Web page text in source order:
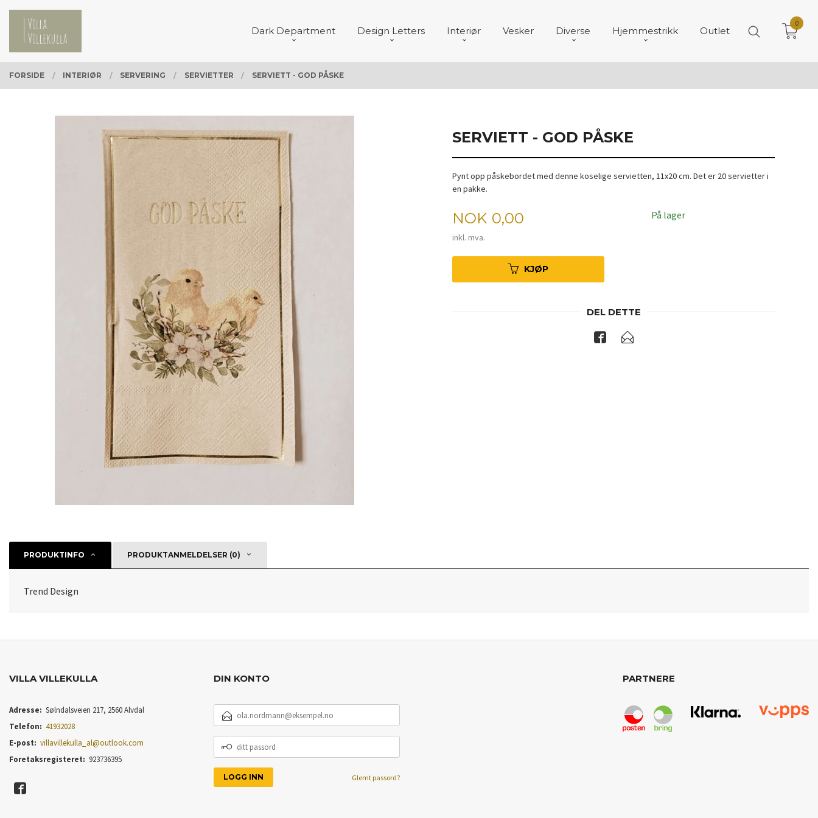
Gå
innholdet
PRODUKTER
Dark Department Design Letters Interiør Vesker Diverse Hjemmestrikk Outlet
0
FORSIDE INTERIØR SERVERING SERVIETTER SERVIETT - GOD PÅSKE
SERVIETT - GOD PÅSKE
Pynt opp påskebordet med denne koselige servietten, 11x20 cm. Det er 20 servietter i
en pakke.
Pris
NOK 0,00
inkl. mva.
På lager
KJØP
DEL DETTE
PRODUKTINFO PRODUKTANMELDELSER (0)
Trend Design
VILLA VILLEKULLA
Adresse: Sølndalsveien 217, 2560 Alvdal
Telefon: 41932028
E-post: villavillekulla_al@outlook.com
Foretaksregisteret: 923736395
DIN KONTO
POSTADRESSE
PASSORD
Glemt passord?
PARTNERE